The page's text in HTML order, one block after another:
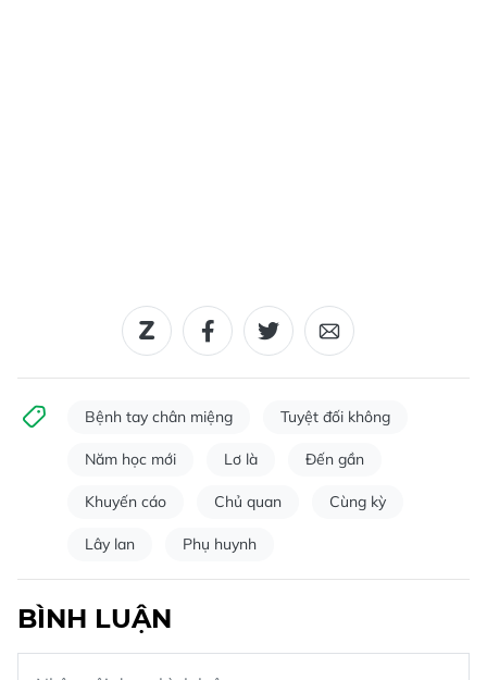
Bệnh tay chân miệng Tuyệt đối không
Năm học mới Lơ là Đến gần
Khuyến cáo Chủ quan Cùng kỳ
Lây lan Phụ huynh
BÌNH LUẬN